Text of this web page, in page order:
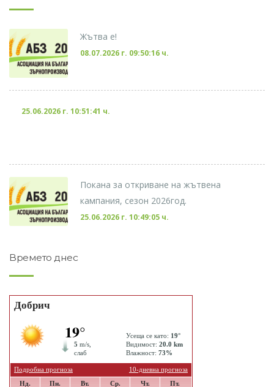
Жътва е!
08.07.2026 г. 09:50:16 ч.
25.06.2026 г. 10:51:41 ч.
Покана за откриване на жътвена
кампания, сезон 2026год.
25.06.2026 г. 10:49:05 ч.
Времето днес